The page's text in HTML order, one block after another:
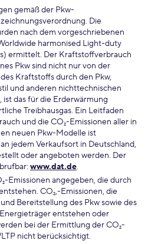
gemäß der Pkw-
Die
nach dem vorgeschriebenen
harmonised Light-duty
ermittelt. Der Kraftstoffverbrauch
Pkw sind nicht nur von der
Kraftstoffs durch den Pkw,
und anderen nichttechnischen
ist das für die Erderwärmung
Treibhausgas. Ein Leitfaden
und die CO₂-Emissionen aller in
neuen Pkw-Modelle ist
jedem Verkaufsort in Deutschland,
oder angeboten werden. Der
www.dat.de.
Emissionen angegeben, die durch
CO₂,-Emissionen, die
Bereitstellung des Pkw sowie des
entstehen oder
bei der Ermittlung der CO₂-
nicht berücksichtigt.